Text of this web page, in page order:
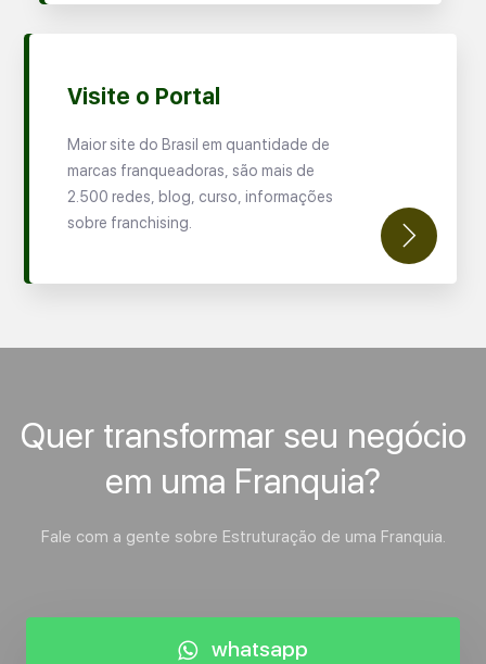
Visite o Portal
Maior site do Brasil em quantidade de
marcas franqueadoras, são mais de
2.500 redes, blog, curso, informações
sobre franchising.
Quer transformar seu negócio
em uma Franquia?
Fale com a gente sobre Estruturação de uma Franquia.
whatsapp